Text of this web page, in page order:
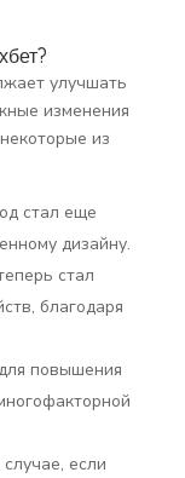
улучшать
изменения
из
стал еще
дизайну.
стал
благодаря
повышения
если